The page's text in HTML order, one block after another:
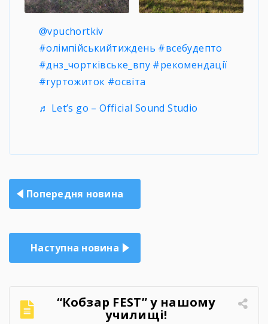
@vpuchortkiv
#олімпійськийтиждень #всебудепто
#днз_чортківське_впу #рекомендації
#гуртожиток #освіта
♬ Let’s go – Official Sound Studio
Навігація
записів
Попередня новина
Наступна новина
“Кобзар FEST” у нашому
училищі!